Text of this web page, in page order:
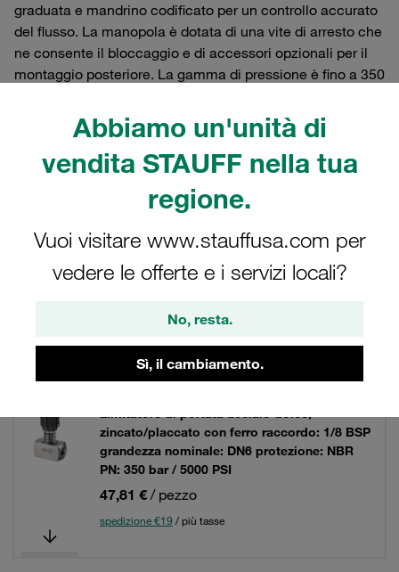
Abbiamo un'unità di
vendita STAUFF nella tua
regione.
Vuoi visitare www.stauffusa.com per
vedere le offerte e i servizi locali?
No, resta.
Sì, il cambiamento.
graduata e mandrino codificato per un controllo accurato
del flusso. La manopola è dotata di una vite di arresto che
ne consente il bloccaggio e di accessori opzionali per il
montaggio posteriore. La gamma di pressione è fino a 350
Filtri / Ordinamento
Valvole di regolazione e Valvole di non ritorno
Limitatore di portata acciaio dolce,
zincato/placcato con ferro raccordo: 1/8 BSP
grandezza nominale: DN6 protezione: NBR
PN: 350 bar / 5000 PSI
47,81 € / pezzo
spedizione €19 / più tasse